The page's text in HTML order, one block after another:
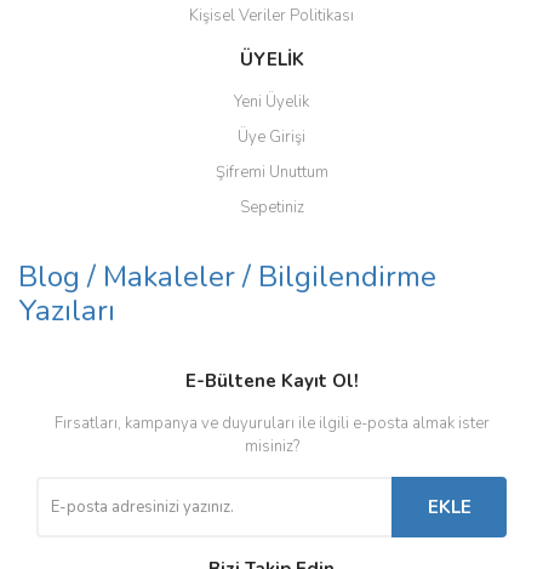
Kişisel Veriler Politikası
ÜYELİK
Yeni Üyelik
Üye Girişi
Şifremi Unuttum
Sepetiniz
Blog / Makaleler / Bilgilendirme
Yazıları
E-Bültene Kayıt Ol!
Fırsatları, kampanya ve duyuruları ile ilgili e-posta almak ister
misiniz?
EKLE